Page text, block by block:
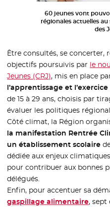
60 jeunes vont
régionales actuelles au
des
Être consultés, se concerter,
objectifs poursuivis par le
Jeunes (CRJ), mis en place
l’apprentissage et
de 15 à 29 ans, choisis par
évaluer les politiques
Côté climat, la Région
la manifestation Rentrée
un établissement scolaire
dédiée aux enjeux
pour contribuer aux bonnes
délégués.
Enfin, pour accentuer sa
gaspillage alimentaire, sept